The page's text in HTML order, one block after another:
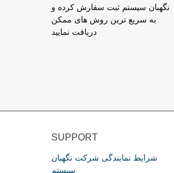
نگهبان سیستم ثبت سفارش کرده و
به سریع ترین روش های ممکن
دریافت نمایید
SUPPORT
شرایط نمایندگی شرکت نگهبان
سیستم